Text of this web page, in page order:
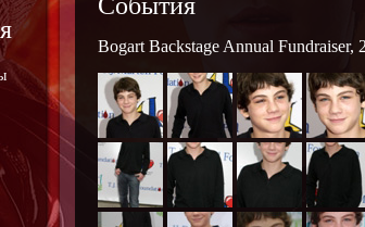
Bogart Backstage Annual Fundraiser,